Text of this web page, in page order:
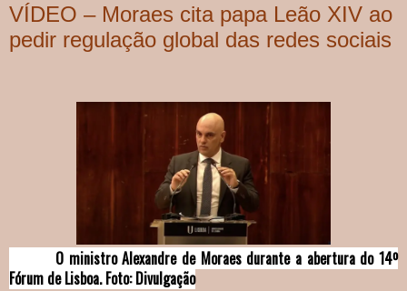
VÍDEO – Moraes cita papa Leão XIV ao
pedir regulação global das redes sociais
O ministro Alexandre de Moraes durante a abertura do 14º
Fórum de Lisboa. Foto: Divulgação